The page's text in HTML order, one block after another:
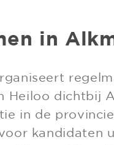
in
Heiloo dichtbij
in de
kandidaten